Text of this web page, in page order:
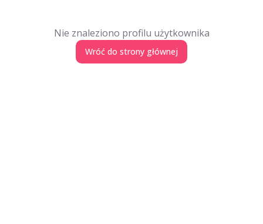
Nie znaleziono profilu użytkownika
Wróć do strony głównej